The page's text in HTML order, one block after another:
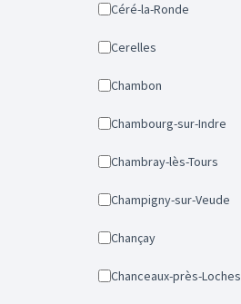
Céré-la-Ronde
Cerelles
Chambon
Chambourg-sur-Indre
Chambray-lès-Tours
Champigny-sur-Veude
Chançay
Chanceaux-près-Loches